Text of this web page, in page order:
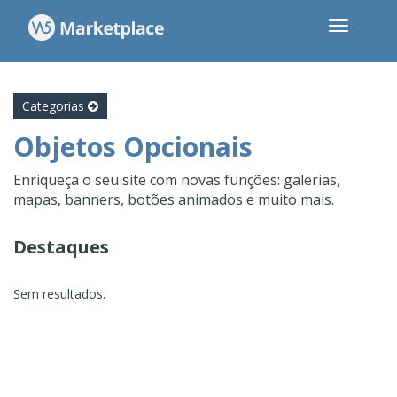
Categorias
Objetos Opcionais
Enriqueça o seu site com novas funções: galerias,
mapas, banners, botões animados e muito mais.
Destaques
Sem resultados.